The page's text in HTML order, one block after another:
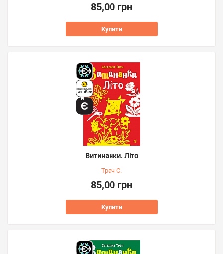
85,00 грн
Купити
Витинанки. Літо
Трач С.
85,00 грн
Купити